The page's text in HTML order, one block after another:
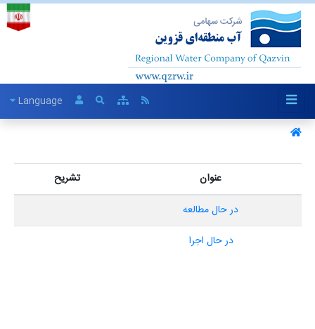
Language
عنوان
تشریح
در حال مطالعه
در حال اجرا